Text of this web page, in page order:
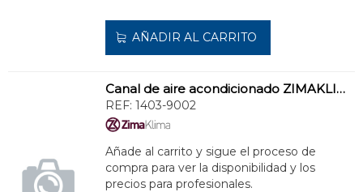
AÑADIR AL CARRITO
Canal de aire acondicionado ZIMAKLIMA 1403-9002 de alta capacidad para instalaciones comerciales
REF: 1403-9002
Añade al carrito y sigue el proceso de
compra para ver la disponibilidad y los
precios para profesionales.